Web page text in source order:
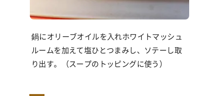
鍋にオリーブオイルを入れホワイトマッシュ
ルームを加えて塩ひとつまみし、ソテーし取
り出す。（スープのトッピングに使う）